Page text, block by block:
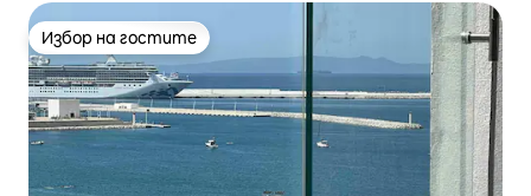
Избор на гостите
Избор на гостите